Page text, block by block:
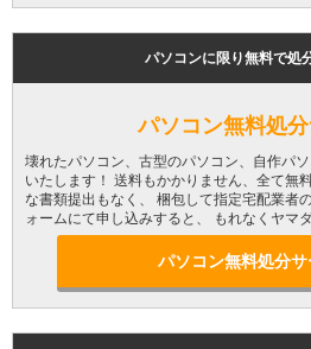
パソコンに限り無料で処
パソコン無料処
壊れたパソコン、古型のパソコン、自作パ
いたします！ 送料もかかりません、全て無
な書類提出もなく、 梱包して指定宅配業者
ォームにて申し込みすると、 もれなくヤマ
パソコン無料処分